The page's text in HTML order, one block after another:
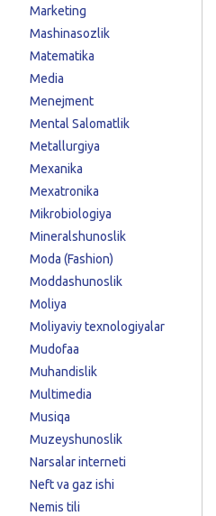
Marketing
Mashinasozlik
Matematika
Media
Menejment
Mental Salomatlik
Metallurgiya
Mexanika
Mexatronika
Mikrobiologiya
Mineralshunoslik
Moda (Fashion)
Moddashunoslik
Moliya
Moliyaviy texnologiyalar
Mudofaa
Muhandislik
Multimedia
Musiqa
Muzeyshunoslik
Narsalar interneti
Neft va gaz ishi
Nemis tili